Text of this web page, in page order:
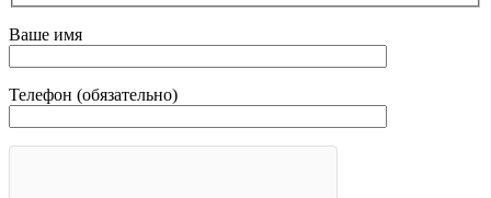
Ваше имя
Телефон (обязательно)